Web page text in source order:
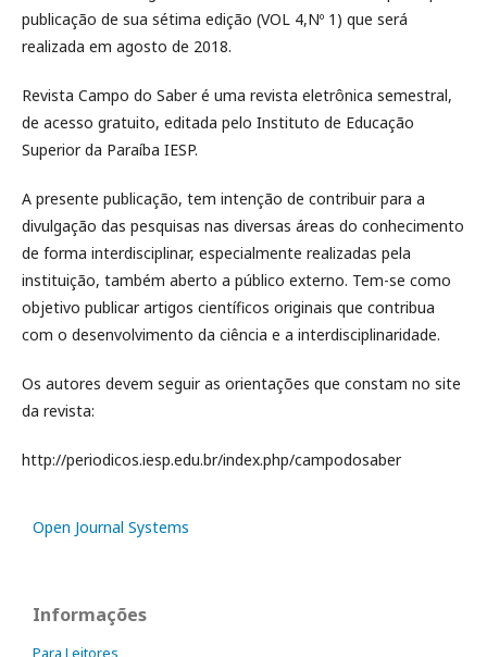
publicação de sua sétima edição (VOL 4,Nº 1) que será
realizada em agosto de 2018.
Revista Campo do Saber é uma revista eletrônica semestral,
de acesso gratuito, editada pelo Instituto de Educação
Superior da Paraíba IESP.
A presente publicação, tem intenção de contribuir para a
divulgação das pesquisas nas diversas áreas do conhecimento
de forma interdisciplinar, especialmente realizadas pela
instituição, também aberto a público externo. Tem-se como
objetivo publicar artigos científicos originais que contribua
com o desenvolvimento da ciência e a interdisciplinaridade.
Os autores devem seguir as orientações que constam no site
da revista:
http://periodicos.iesp.edu.br/index.php/campodosaber
Open Journal Systems
Informações
Para Leitores